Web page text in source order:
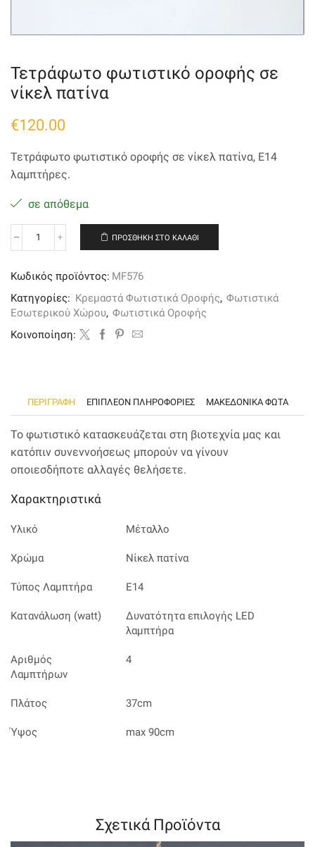
Τετράφωτο φωτιστικό οροφής σε
νίκελ πατίνα
€120.00
Τετράφωτο φωτιστικό οροφής σε νίκελ πατίνα, Ε14
λαμπτήρες.
σε απόθεμα
Τετράφωτο
σε
νίκελ
πατίνα
ποσότητα
ΠΡΟΣΘΉΚΗ ΣΤΟ ΚΑΛΆΘΙ
Κωδικός προϊόντος: MF576
Κατηγορίες: Κρεμαστά Φωτιστικά Οροφής, Φωτιστικά
Εσωτερικού Χώρου, Φωτιστικά Οροφής
Kοινοποίηση:
ΠΕΡΙΓΡΑΦΉ ΕΠΙΠΛΈΟΝ ΠΛΗΡΟΦΟΡΊΕΣ ΜΑΚΕΔΟΝΙΚΑ ΦΩΤΑ
Το φωτιστικό κατασκευάζεται στη βιοτεχνία μας και
κατόπιν συνεννοήσεως μπορούν να γίνουν
οποιεσδήποτε αλλαγές θελήσετε.
Χαρακτηριστικά
Υλικό Μέταλλο
Χρώμα Νίκελ πατίνα
Τύπος Λαμπτήρα Ε14
Κατανάλωση (watt)
Δυνατότητα επιλογής LED
λαμπτήρα
Αριθμός
Λαμπτήρων
4
Πλάτος 37cm
Ύψος max 90cm
Σχετικά Προϊόντα